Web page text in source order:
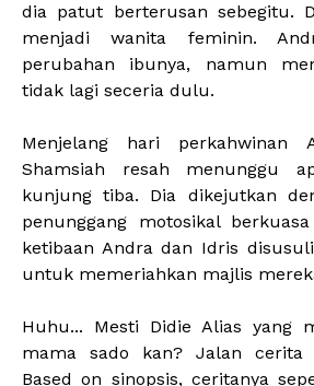
dia patut berterusan sebegitu.
menjadi wanita feminin.
perubahan ibunya, namun
tidak lagi seceria dulu.
Menjelang hari perkahwinan
Shamsiah resah menunggu
kunjung tiba. Dia dikejutkan
penunggang motosikal
ketibaan Andra dan Idris
untuk memeriahkan majlis
Huhu... Mesti Didie Alias yang
mama sado kan? Jalan cerita
Based on sinopsis, ceritanya